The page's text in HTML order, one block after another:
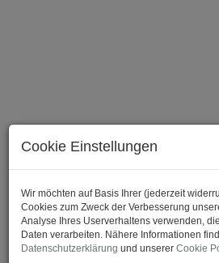
Cookie Einstellungen
Wir möchten auf Basis Ihrer (jederzeit
Cookies zum Zweck der Verbesserung
Analyse Ihres Userverhaltens verwenden,
Daten verarbeiten. Nähere Informationen
Datenschutzerklärung und unserer Cookie